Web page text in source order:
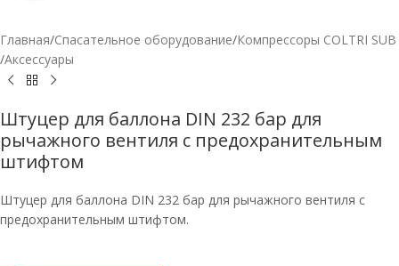
Главная/Спасательное оборудование/Компрессоры COLTRI SUB
/Аксессуары
Штуцер для баллона DIN 232 бар для
рычажного вентиля с предохранительным
штифтом
Штуцер для баллона DIN 232 бар для рычажного вентиля с
предохранительным штифтом.